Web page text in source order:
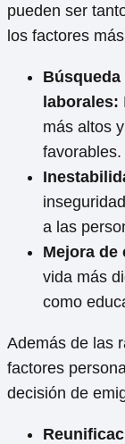
pueden ser
los factores
laborales:
más altos
favorables.
a las
Mejora de
vida más
como
Además de las
factores
decisión de